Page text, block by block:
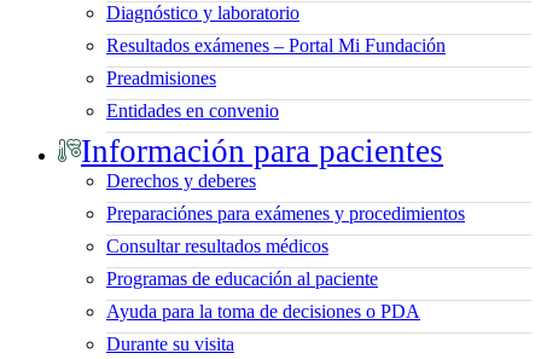
Diagnóstico y laboratorio
Resultados exámenes – Portal Mi Fundación
Preadmisiones
Entidades en convenio
Información para pacientes
Derechos y deberes
Preparaciónes para exámenes y procedimientos
Consultar resultados médicos
Programas de educación al paciente
Ayuda para la toma de decisiones o PDA
Durante su visita